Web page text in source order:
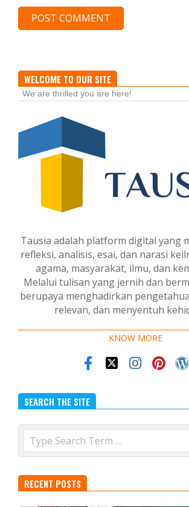
WELCOME TO OUR SITE
We are thrilled you are here!
Tausia adalah platform digital yang
refleksi, analisis, esai, dan narasi
agama, masyarakat, ilmu, dan
Melalui tulisan yang jernih dan
berupaya menghadirkan
relevan, dan menyentuh
KNOW MORE
SEARCH THE SITE
Search
RECENT POSTS